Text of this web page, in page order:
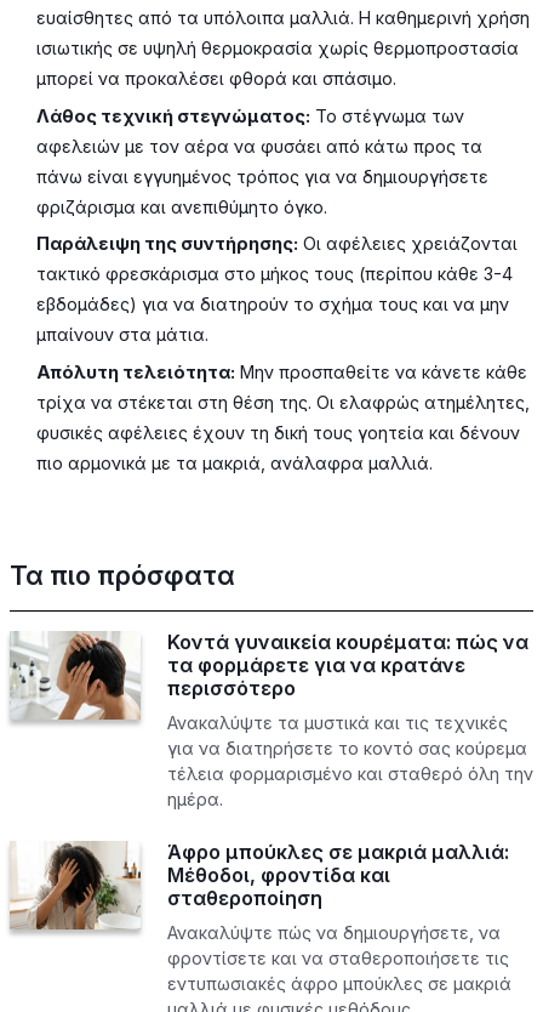
ευαίσθητες από τα υπόλοιπα μαλλιά. Η καθημερινή χρήση
ισιωτικής σε υψηλή θερμοκρασία χωρίς θερμοπροστασία
μπορεί να προκαλέσει φθορά και σπάσιμο.
Λάθος τεχνική στεγνώματος: Το στέγνωμα των
αφελειών με τον αέρα να φυσάει από κάτω προς τα
πάνω είναι εγγυημένος τρόπος για να δημιουργήσετε
φριζάρισμα και ανεπιθύμητο όγκο.
Παράλειψη της συντήρησης: Οι αφέλειες χρειάζονται
τακτικό φρεσκάρισμα στο μήκος τους (περίπου κάθε 3-4
εβδομάδες) για να διατηρούν το σχήμα τους και να μην
μπαίνουν στα μάτια.
Απόλυτη τελειότητα: Μην προσπαθείτε να κάνετε κάθε
τρίχα να στέκεται στη θέση της. Οι ελαφρώς ατημέλητες,
φυσικές αφέλειες έχουν τη δική τους γοητεία και δένουν
πιο αρμονικά με τα μακριά, ανάλαφρα μαλλιά.
Τα πιο πρόσφατα
Κοντά γυναικεία κουρέματα: πώς να
τα φορμάρετε για να κρατάνε
περισσότερο
Ανακαλύψτε τα μυστικά και τις τεχνικές
για να διατηρήσετε το κοντό σας κούρεμα
τέλεια φορμαρισμένο και σταθερό όλη την
ημέρα.
Άφρο μπούκλες σε μακριά μαλλιά:
Μέθοδοι, φροντίδα και
σταθεροποίηση
Ανακαλύψτε πώς να δημιουργήσετε, να
φροντίσετε και να σταθεροποιήσετε τις
εντυπωσιακές άφρο μπούκλες σε μακριά